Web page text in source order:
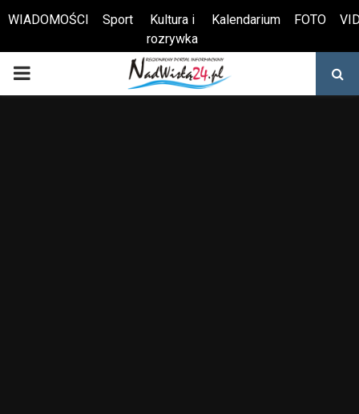
Otwórz pasek narzędzi
WIADOMOŚCI Sport
Kultura i
rozrywka
Kalendarium FOTO
PRIMARY